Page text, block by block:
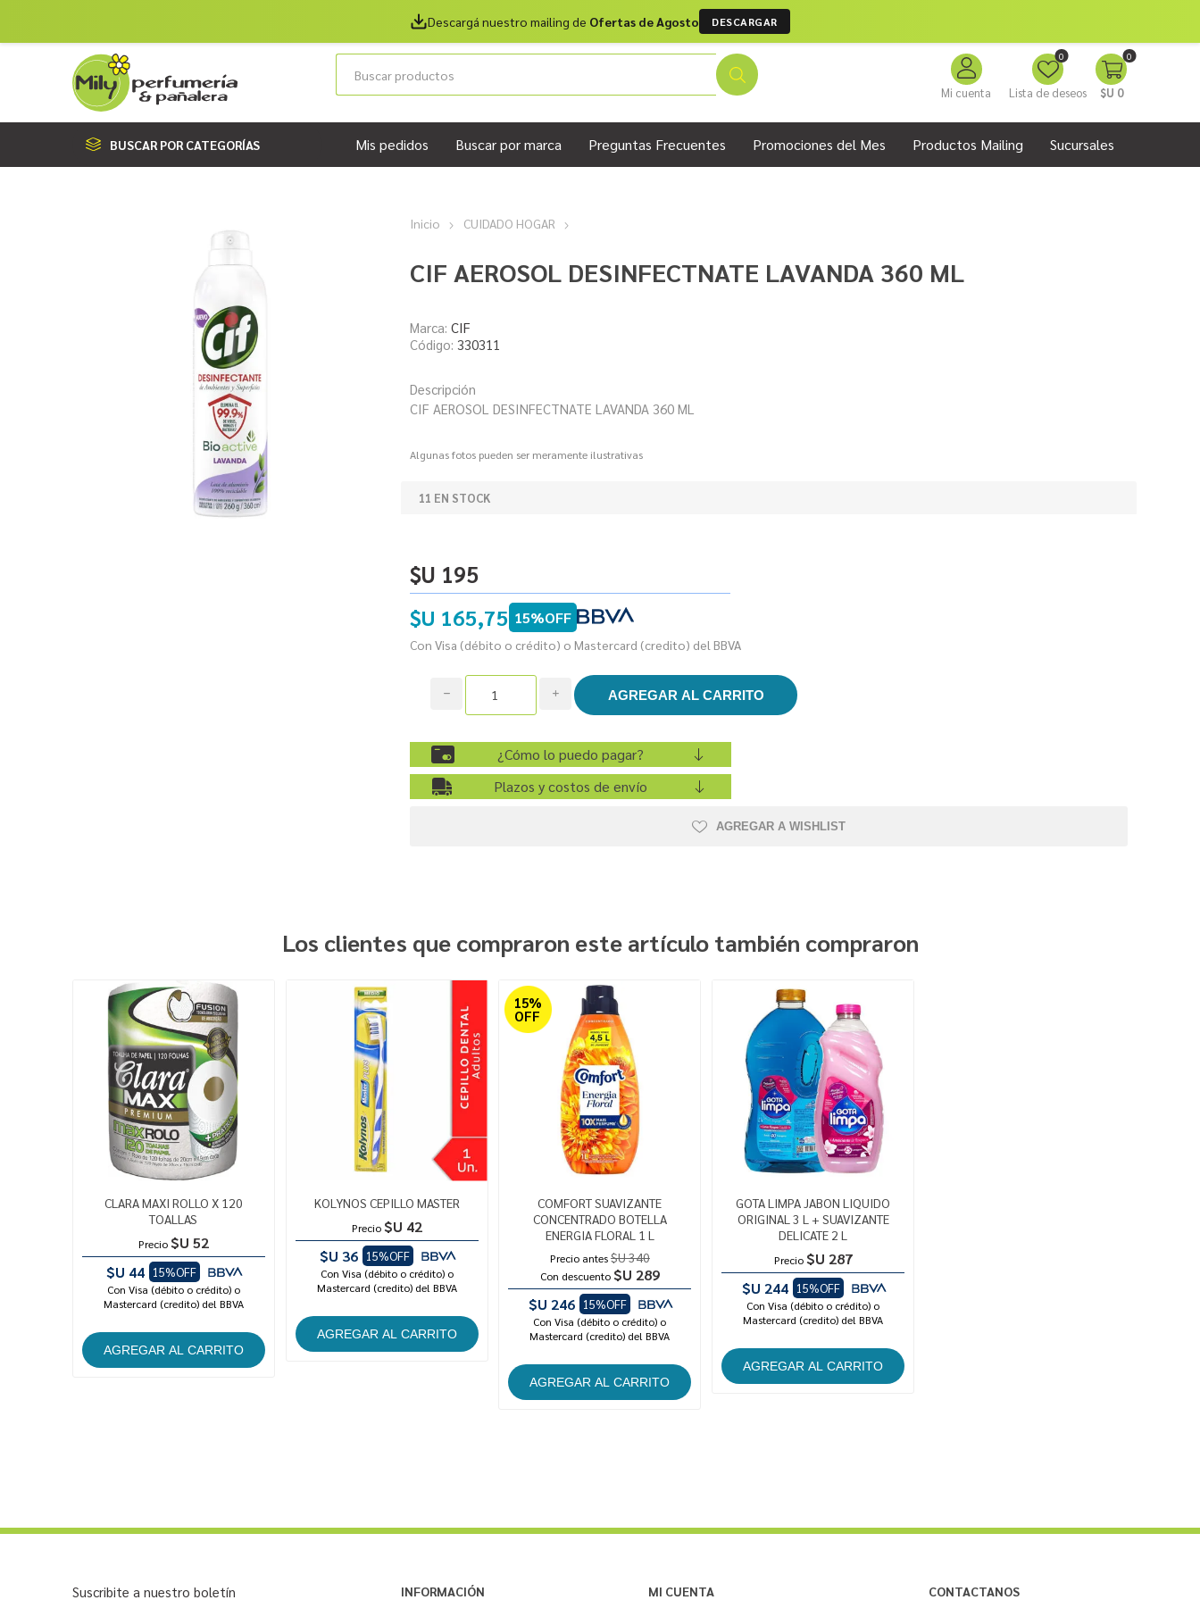
Descargá nuestro mailing de Ofertas de Agosto DESCARGAR
Mi cuenta Lista de deseos
0 0
$U 0
BUSCAR POR CATEGORÍAS Mis pedidos Buscar por marca Preguntas Frecuentes Promociones del Mes Productos Mailing Sucursales
Inicio CUIDADO HOGAR
CIF AEROSOL DESINFECTNATE LAVANDA 360 ML
Marca: CIF
Código: 330311
Descripción
CIF AEROSOL DESINFECTNATE LAVANDA 360 ML
Algunas fotos pueden ser meramente ilustrativas
11 EN STOCK
$U 195
$U 165,75 15%OFF
Con Visa (débito o crédito) o Mastercard (credito) del BBVA
i
h
¿Cómo lo puedo pagar?
Plazos y costos de envío
AGREGAR A WISHLIST
Los clientes que compraron este artículo también compraron
CLARA MAXI ROLLO X 120
TOALLAS
Precio $U 52
$U 44
15%OFF
Con Visa (débito o crédito) o
Mastercard (credito) del BBVA
KOLYNOS CEPILLO MASTER
Precio $U 42
$U 36
15%OFF
Con Visa (débito o crédito) o
Mastercard (credito) del BBVA
15%
OFF
COMFORT SUAVIZANTE
CONCENTRADO BOTELLA
ENERGIA FLORAL 1 L
Precio antes$U 340
Con descuento $U 289
$U 246 15%OFF
Con Visa (débito o crédito) o
Mastercard (credito) del BBVA
GOTA LIMPA JABON LIQUIDO
ORIGINAL 3 L + SUAVIZANTE
DELICATE 2 L
Precio $U 287
$U 244 15%OFF
Con Visa (débito o crédito) o
Mastercard (credito) del BBVA
Suscribite a nuestro boletín INFORMACIÓN MI CUENTA CONTACTANOS